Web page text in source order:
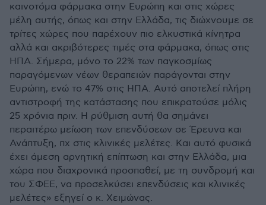
καινοτόμα φάρμακα στην Ευρώπη και στις χώρες
μέλη αυτής, όπως και στην Ελλάδα, τις διώχνουμε σε
τρίτες χώρες που παρέχουν πιο ελκυστικά κίνητρα
αλλά και ακριβότερες τιμές στα φάρμακα, όπως στις
ΗΠΑ. Σήμερα, μόνο το 22% των παγκοσμίως
παραγόμενων νέων θεραπειών παράγονται στην
Ευρώπη, ενώ το 47% στις ΗΠΑ. Αυτό αποτελεί πλήρη
αντιστροφή της κατάστασης που επικρατούσε μόλις
25 χρόνια πριν. Η ρύθμιση αυτή θα σημάνει
περαιτέρω μείωση των επενδύσεων σε Έρευνα και
Ανάπτυξη, πχ στις κλινικές μελέτες. Και αυτό φυσικά
έχει άμεση αρνητική επίπτωση και στην Ελλάδα, μια
χώρα που διαχρονικά προσπαθεί, με τη συνδρομή και
του ΣΦΕΕ, να προσελκύσει επενδύσεις και κλινικές
μελέτες» εξηγεί ο κ. Χειμώνας.